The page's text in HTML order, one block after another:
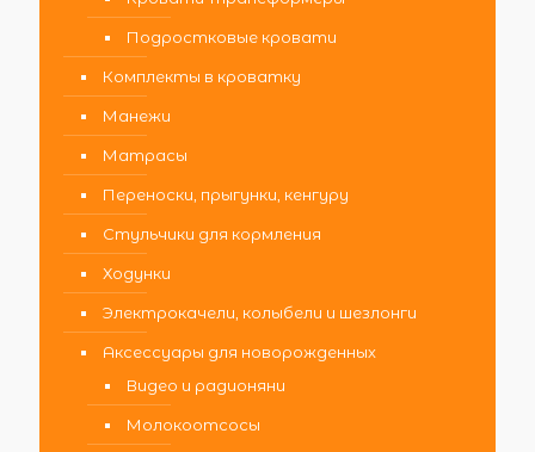
Подростковые кровати
Комплекты в кроватку
Манежи
Матрасы
Переноски, прыгунки, кенгуру
Стульчики для кормления
Ходунки
Электрокачели, колыбели и шезлонги
Аксессуары для новорожденных
Видео и радионяни
Молокоотсосы